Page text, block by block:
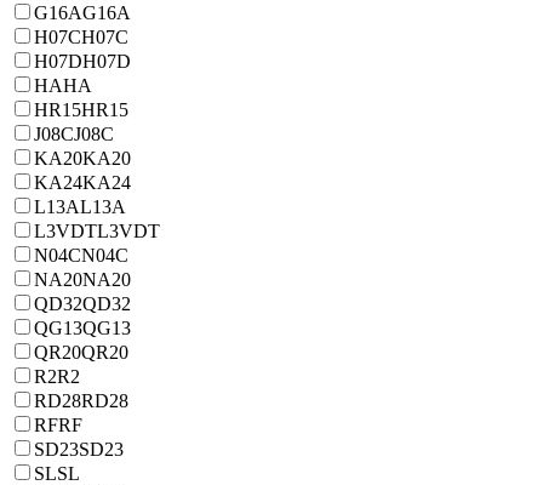
G16AG16A
H07CH07C
H07DH07D
HAHA
HR15HR15
J08CJ08C
KA20KA20
KA24KA24
L13AL13A
L3VDTL3VDT
N04CN04C
NA20NA20
QD32QD32
QG13QG13
QR20QR20
R2R2
RD28RD28
RFRF
SD23SD23
SLSL